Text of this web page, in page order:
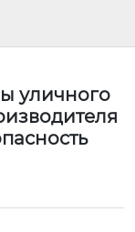
уличного